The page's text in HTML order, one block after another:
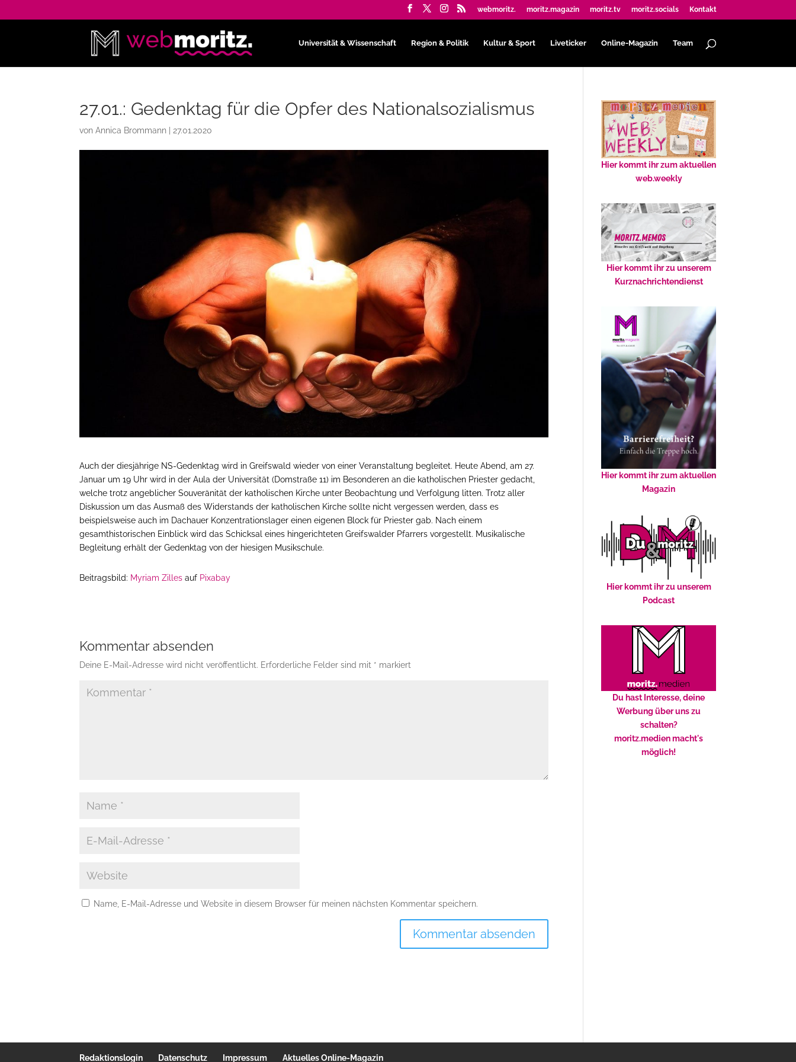
webmoritz. moritz.magazin moritz.tv moritz.socials Kontakt
Universität & Wissenschaft Region & Politik Kultur & Sport Liveticker Online-Magazin Team
27.01.: Gedenktag für die Opfer des Nationalsozialismus
vonAnnica Brommann 27.01.2020
Auch der diesjährige NS-Gedenktag wird in Greifswald wieder von einer Veranstaltung begleitet. Heute Abend, am 27.
Januar um 19 Uhr wird in der Aula der Universität (Domstraße 11) im Besonderen an die katholischen Priester gedacht,
welche trotz angeblicher Souveränität der katholischen Kirche unter Beobachtung und Verfolgung litten. Trotz aller
Diskussion um das Ausmaß des Widerstands der katholischen Kirche sollte nicht vergessen werden, dass es
beispielsweise auch im Dachauer Konzentrationslager einen eigenen Block für Priester gab. Nach einem
gesamthistorischen Einblick wird das Schicksal eines hingerichteten Greifswalder Pfarrers vorgestellt. Musikalische
Begleitung erhält der Gedenktag von der hiesigen Musikschule.
Beitragsbild: Myriam Zilles auf Pixabay
Kommentar absenden
Deine E-Mail-Adresse wird nicht veröffentlicht. Erforderliche Felder sind mit * markiert
Name, E-Mail-Adresse und Website in diesem Browser für meinen nächsten Kommentar speichern.
Hier kommt ihr zum aktuellen
web.weekly
Hier kommt ihr zu unserem
Kurznachrichtendienst
Hier kommt ihr zum aktuellen
Magazin
Hier kommt ihr zu unserem
Podcast
Du hast Interesse, deine
Werbung über uns zu
schalten?
moritz.medien macht's
möglich!
Redaktionslogin Datenschutz Impressum Aktuelles Online-Magazin